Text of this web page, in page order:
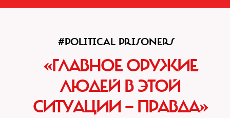
#POLITICAL PRISONERS
«ГЛАВНОЕ ОРУЖИЕ
ЛЮДЕЙ В ЭТОЙ
СИТУАЦИИ — ПРАВДА»